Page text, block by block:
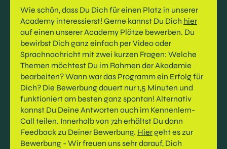
Wie schön, dass Du Dich für einen Platz in unserer
Academy interessierst! Gerne kannst Du Dich hier
auf einen unserer Academy Plätze bewerben. Du
bewirbst Dich ganz einfach per Video oder
Sprachnachricht mit zwei kurzen Fragen: Welche
Themen möchtest Du im Rahmen der Akademie
bearbeiten? Wann war das Programm ein Erfolg für
Dich? Die Bewerbung dauert nur 1,5 Minuten und
funktioniert am besten ganz spontan! Alternativ
kannst Du Deine Antworten auch im Kennenlern-
Call teilen. Innerhalb von 72h erhältst Du dann
Feedback zu Deiner Bewerbung. Hiergeht es zur
Bewerbung - Wir freuen uns sehr darauf, Dich